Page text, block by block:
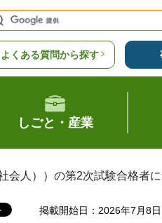
よくある質問から探す
しごと・産業
会人））の第2次試験合格者
掲載開始日：2026年7月8日